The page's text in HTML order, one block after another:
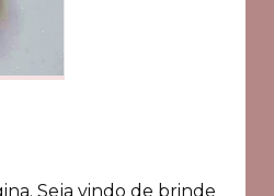
Seja vindo de brinde